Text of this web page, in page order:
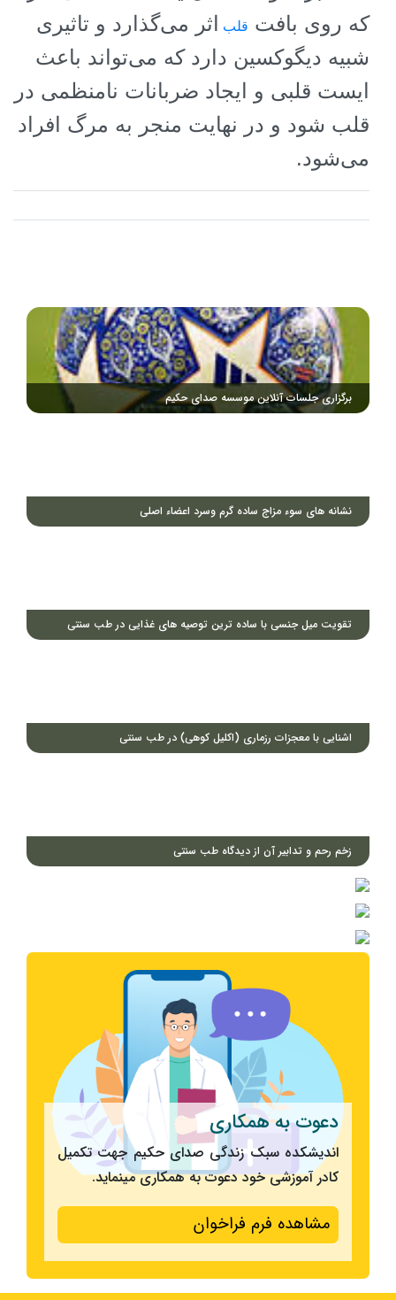
که روی بافت قلب
اثر می‌گذارد و تاثیری
شبیه دیگوکسین دارد که می‌تواند باعث
ایست قلبی و ایجاد ضربانات نامنظمی در
قلب شود و در نهایت منجر به مرگ افراد
می‌شود.
برگزاری جلسات آنلاین موسسه صدای حکیم
نشانه های سوء مزاج ساده گرم وسرد اعضاء اصلی
تقویت میل جنسی با ساده ترین توصیه های غذایی در طب سنتی
اشنایی با معجزات رزماری (اکلیل کوهی) در طب سنتی
زخم رحم و تدابیر آن از دیدگاه طب سنتی
دعوت به همکاری
اندیشکده سبک زندگی صدای حکیم جهت تکمیل
کادر آموزشی خود دعوت به همکاری مینماید.
مشاهده فرم فراخوان